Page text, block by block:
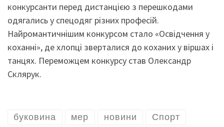
конкурсанти перед дистанцією з перешкодами
одягались у спецодяг різних професій.
Найромантичнішим конкурсом стало «Освідчення у
коханні», де хлопці зверталися до коханих у віршах і
танцях. Переможцем конкурсу став Олександр
Склярук.
буковина мер новини Спорт